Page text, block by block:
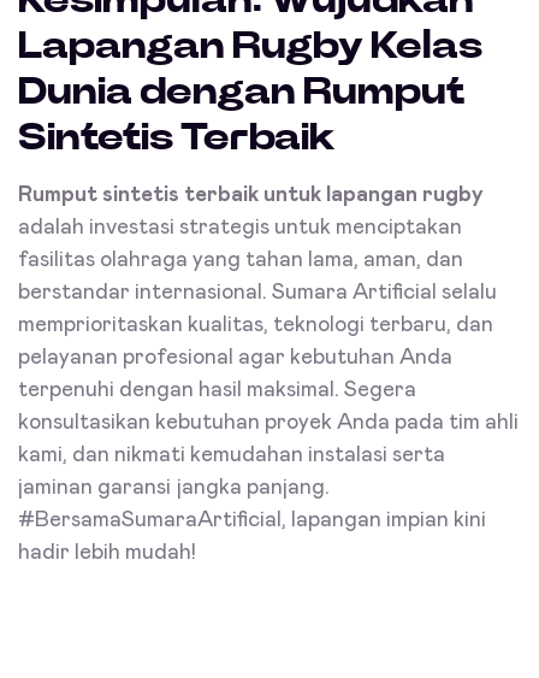
Lapangan Rugby Kelas
Dunia dengan Rumput
Sintetis Terbaik
Rumput sintetis terbaik untuk lapangan rugby
adalah investasi strategis untuk menciptakan
fasilitas olahraga yang tahan lama, aman, dan
berstandar internasional. Sumara Artificial selalu
memprioritaskan kualitas, teknologi terbaru, dan
pelayanan profesional agar kebutuhan Anda
terpenuhi dengan hasil maksimal. Segera
konsultasikan kebutuhan proyek Anda pada tim ahli
kami, dan nikmati kemudahan instalasi serta
jaminan garansi jangka panjang.
#BersamaSumaraArtificial, lapangan impian kini
hadir lebih mudah!